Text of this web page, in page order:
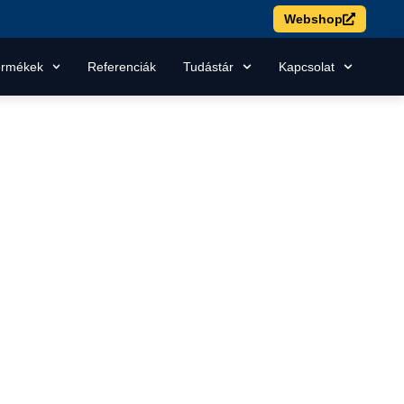
Webshop
Referenciák Tudástár Kapcsolat